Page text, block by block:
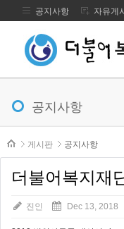
메뉴 건너뛰기
공지사항 자유게
공지사항
본문시작
게시판
공지사항
더불어복지재
진인 Dec 13, 2018